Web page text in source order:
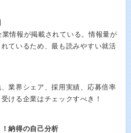
情報が掲載されている。情報量が
ているため、最も読みやすい就活
業界シェア、採用実績、応募倍率
ける企業はチェックすべき！
納得の自己分析